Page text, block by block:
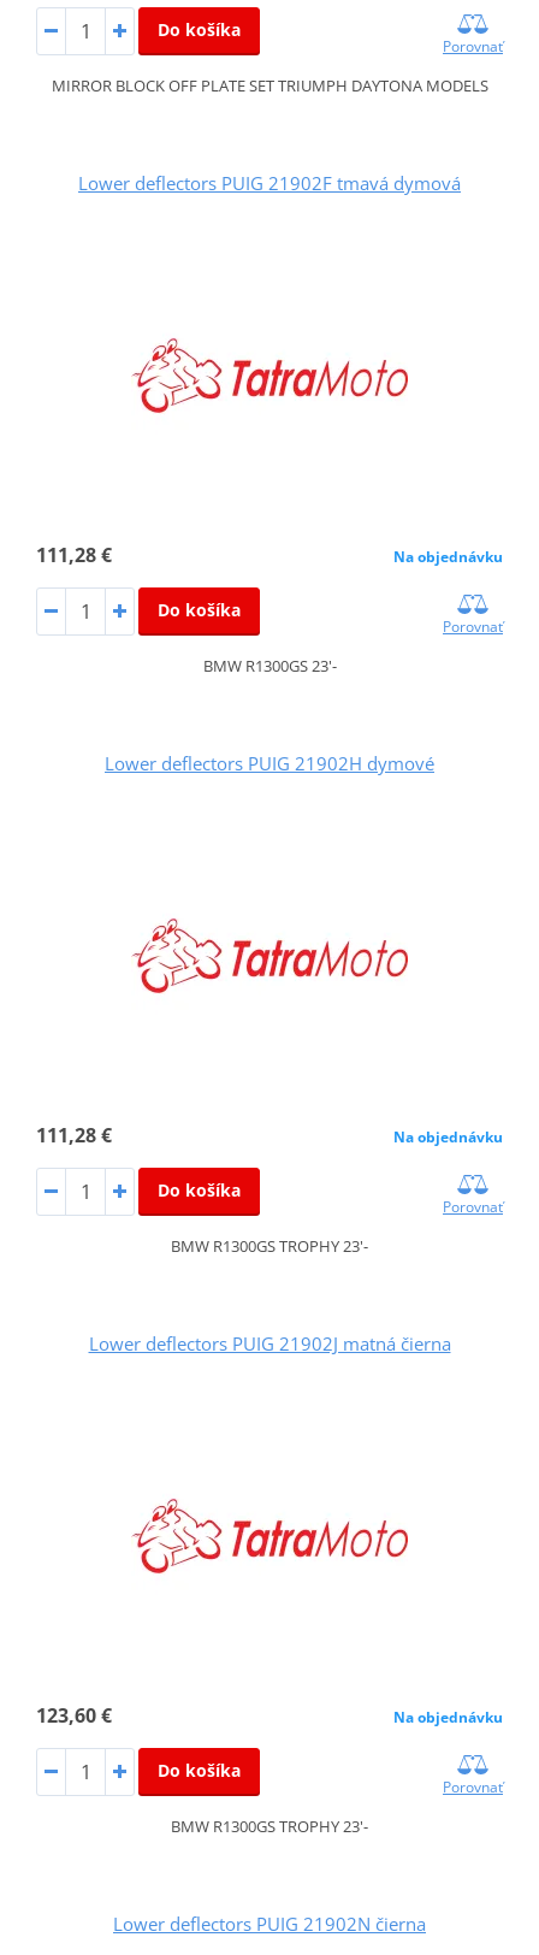
Do košíka
Porovnať
MIRROR BLOCK OFF PLATE SET TRIUMPH DAYTONA MODELS
Lower deflectors PUIG 21902F tmavá dymová
111,28 € Na objednávku
Do košíka
Porovnať
BMW R1300GS 23'-
Lower deflectors PUIG 21902H dymové
111,28 € Na objednávku
Do košíka
Porovnať
BMW R1300GS TROPHY 23'-
Lower deflectors PUIG 21902J matná čierna
123,60 € Na objednávku
Do košíka
Porovnať
BMW R1300GS TROPHY 23'-
Lower deflectors PUIG 21902N čierna